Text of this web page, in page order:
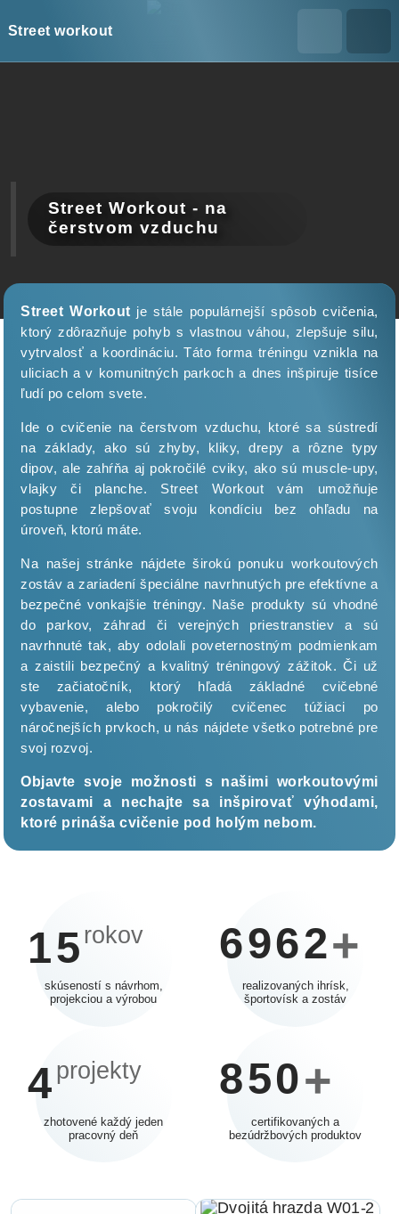
Street workout
Street Workout - na
čerstvom vzduchu
Street Workout je stále populárnejší spôsob cvičenia,
ktorý zdôrazňuje pohyb s vlastnou váhou, zlepšuje silu,
vytrvalosť a koordináciu. Táto forma tréningu vznikla na
uliciach a v komunitných parkoch a dnes inšpiruje tisíce
ľudí po celom svete.
Ide o cvičenie na čerstvom vzduchu, ktoré sa sústredí
na základy, ako sú zhyby, kliky, drepy a rôzne typy
dipov, ale zahŕňa aj pokročilé cviky, ako sú muscle-upy,
vlajky či planche. Street Workout vám umožňuje
postupne zlepšovať svoju kondíciu bez ohľadu na
úroveň, ktorú máte.
Na našej stránke nájdete širokú ponuku workoutových
zostáv a zariadení špeciálne navrhnutých pre efektívne a
bezpečné vonkajšie tréningy. Naše produkty sú vhodné
do parkov, záhrad či verejných priestranstiev a sú
navrhnuté tak, aby odolali poveternostným podmienkam
a zaistili bezpečný a kvalitný tréningový zážitok. Či už
ste začiatočník, ktorý hľadá základné cvičebné
vybavenie, alebo pokročilý cvičenec túžiaci po
náročnejších prvkoch, u nás nájdete všetko potrebné pre
svoj rozvoj.
Objavte svoje možnosti s našimi workoutovými
zostavami a nechajte sa inšpirovať výhodami,
ktoré prináša cvičenie pod holým nebom.
15 rokov
skúseností s návrhom,
projekciou a výrobou
6962+
realizovaných ihrísk,
športovísk a zostáv
4 projekty
zhotovené každý jeden
pracovný deň
850+
certifikovaných a
bezúdržbových produktov